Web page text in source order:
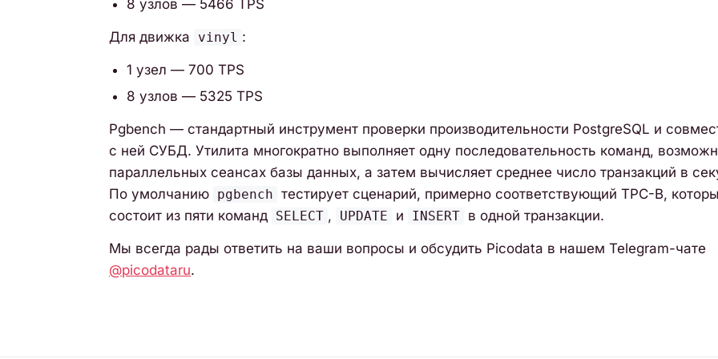
8 узлов — 5466 TPS
Для движка vinyl :
1 узел — 700 TPS
8 узлов — 5325 TPS
Pgbench — стандартный инструмент проверки производительности PostgreSQL и
с ней СУБД. Утилита многократно выполняет одну последовательность команд,
параллельных сеансах базы данных, а затем вычисляет среднее число транзакций в
По умолчанию pgbench тестирует сценарий, примерно соответствующий TPC-B,
состоит из пяти команд SELECT , UPDATE и INSERT в одной транзакции.
Мы всегда рады ответить на ваши вопросы и обсудить Picodata в нашем Telegram-чате
@picodataru.